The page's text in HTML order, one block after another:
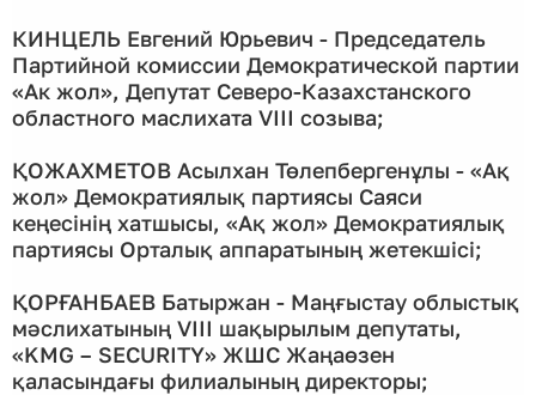
КИНЦЕЛЬ Евгений Юрьевич - Председатель
Партийной комиссии Демократической партии
«Ак жол», Депутат Северо-Казахстанского
областного маслихата VIII созыва;
ҚОЖАХМЕТОВ Асылхан Төлепбергенұлы - «Ақ
жол» Демократиялық партиясы Саяси
кеңесінің хатшысы, «Ақ жол» Демократиялық
партиясы Орталық аппаратының жетекшісі;
ҚОРҒАНБАЕВ Батыржан - Маңғыстау облыстық
мәслихатының VIII шақырылым депутаты,
«KMG – SECURITY» ЖШС Жаңаөзен
қаласындағы филиалының директоры;